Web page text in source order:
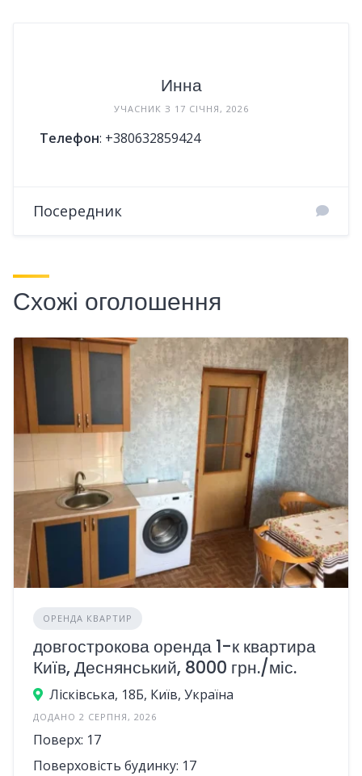
Инна
УЧАСНИК З 17 СІЧНЯ, 2026
Телефон: +380632859424
Посередник
Схожі оголошення
ОРЕНДА КВАРТИР
довгострокова оренда 1-к квартира
Київ, Деснянський, 8000 грн./міс.
Лісківська, 18Б, Київ, Україна
ДОДАНО 2 СЕРПНЯ, 2026
Поверх: 17
Поверховість будинку: 17